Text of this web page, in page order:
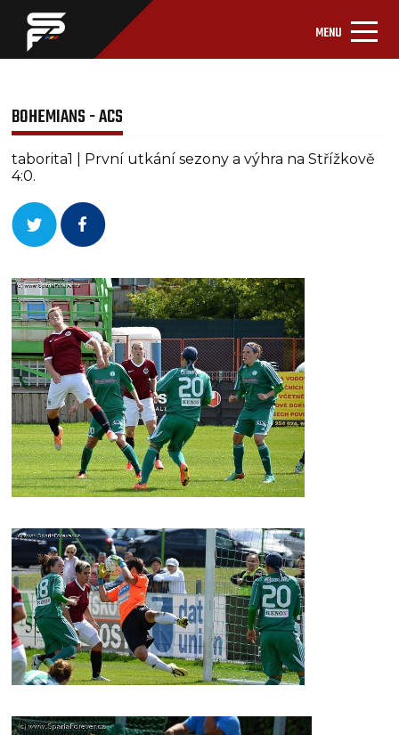
MENU
BOHEMIANS - ACS
taborita1 | První utkání sezony a výhra na Střížkově
4:0.